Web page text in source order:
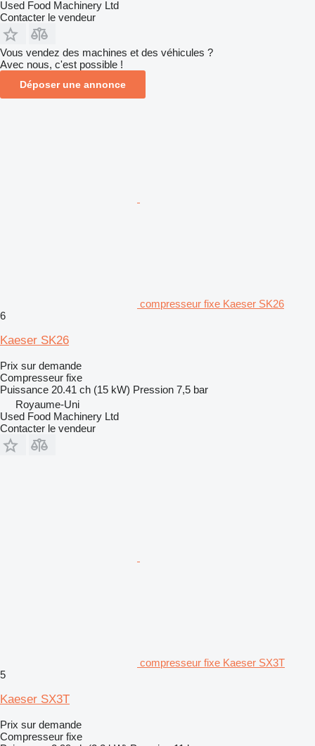
Used Food Machinery Ltd
Contacter le vendeur
Vous vendez des machines et des véhicules ?
Avec nous, c'est possible !
Déposer une annonce
compresseur fixe Kaeser SK26
6
Kaeser SK26
Prix sur demande
Compresseur fixe
Puissance 20.41 ch (15 kW) Pression 7,5 bar
Royaume-Uni
Used Food Machinery Ltd
Contacter le vendeur
compresseur fixe Kaeser SX3T
5
Kaeser SX3T
Prix sur demande
Compresseur fixe